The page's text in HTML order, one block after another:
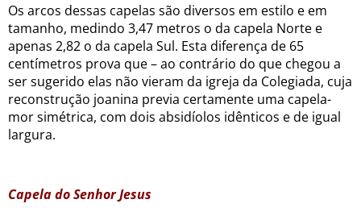
Os arcos dessas capelas são diversos em estilo e em
tamanho, medindo 3,47 metros o da capela Norte e
apenas 2,82 o da capela Sul. Esta diferença de 65
centímetros prova que – ao contrário do que chegou a
ser sugerido elas não vieram da igreja da Colegiada, cuja
reconstrução joanina previa certamente uma capela-
mor simétrica, com dois absidíolos idênticos e de igual
largura.
Capela do Senhor Jesus